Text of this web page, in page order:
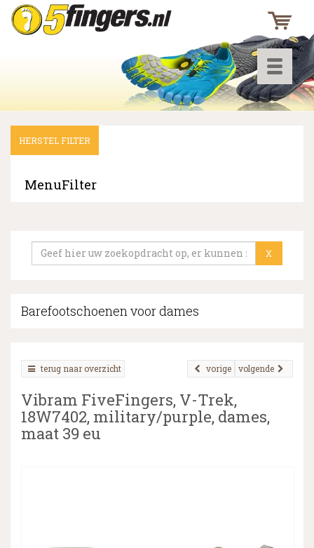
Toggle
▼
▼
HERSTEL FILTER
MenuFilter
X
Barefootschoenen voor dames
terug naar overzicht volgende
vorige
Vibram FiveFingers, V-Trek,
18W7402, military/purple, dames,
maat 39 eu